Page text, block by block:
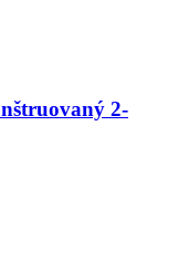
2-